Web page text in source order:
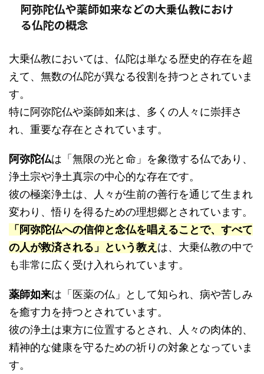
阿弥陀仏や薬師如来などの大乗仏教におけ
る仏陀の概念
大乗仏教においては、仏陀は単なる歴史的存在を超
えて、無数の仏陀が異なる役割を持つとされていま
す。
特に阿弥陀仏や薬師如来は、多くの人々に崇拝さ
れ、重要な存在とされています。
阿弥陀仏は「無限の光と命」を象徴する仏であり、
浄土宗や浄土真宗の中心的な存在です。
彼の極楽浄土は、人々が生前の善行を通じて生まれ
変わり、悟りを得るための理想郷とされています。
「阿弥陀仏への信仰と念仏を唱えることで、すべて
の人が救済される」という教え は、大乗仏教の中で
も非常に広く受け入れられています。
薬師如来は「医薬の仏」として知られ、病や苦しみ
を癒す力を持つとされています。
彼の浄土は東方に位置するとされ、人々の肉体的、
精神的な健康を守るための祈りの対象となっていま
す。